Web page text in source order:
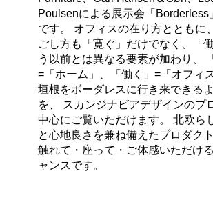
Poulsenによる展示会「Borderless
です。 オフィスの在り方とともに
ごし方も「寛ぐ」だけでなく、「
う以前とは異なる要素が加わり、
=「ホーム」、「働く」=「オフィ
垣根をボーダレスに行き来できる
を、 スカンジナビアデザインのプ
中心にご覧いただけます。 北欧ら
と心地良さを兼ね備えたプロダク
触れて・座って・ご体感いただけ
ャンスです。